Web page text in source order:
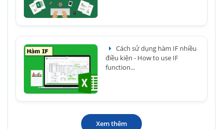
Cách sử dụng hàm IF nhiều
điều kiện - How to use IF
function...
Xem thêm